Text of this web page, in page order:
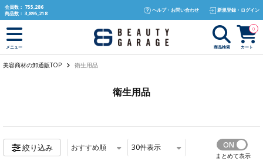
text.skipToContent
text.skipToNavigation
会員数： 755,286
商品数： 3,895,218
ヘルプ・お問い合わせ 新規登録・ログイン
メニュー 商品検索 カート
0
美容商材の卸通販TOP 衛生用品
衛生用品
絞り込み おすすめ順 30件表示
まとめて表示